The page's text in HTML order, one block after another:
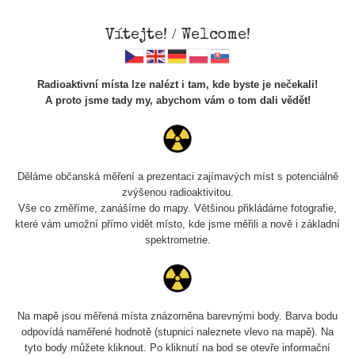
Ahoj lidi,
Slyšel jsem, že na Slovensku s uranem je těžké pořízení.
najít i nějaké pozůstatky. Tohle místo je docela super,
vzhledem k tomu, že naši sousedi jsou na lokace uranu
poměrně chudí.
Měření je super a stojí za zmínku ještě z jednoho důvodu,
Vítejte! / Welcome!
Radioaktivní místa lze nalézt i tam, kde byste je nečekali!
A proto jsme tady my, abychom vám o tom dali vědět!
Děláme občanská měření a prezentaci zajímavých míst s potenciálně
zvýšenou radioaktivitou.
Vše co změříme, zanášíme do mapy. Většinou přikládáme fotografie,
které vám umožní přímo vidět místo, kde jsme měřili a nově i základní
spektrometrie.
Na mapě jsou měřená místa znázorněna barevnými body. Barva bodu
odpovídá naměřené hodnotě (stupnici naleznete vlevo na mapě). Na
tyto body můžete kliknout. Po kliknutí na bod se otevře informační